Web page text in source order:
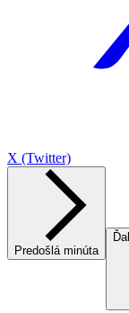
X (Twitter)
Predošlá minúta